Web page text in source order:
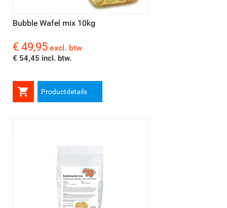
Bubble Wafel mix 10kg
Prijs
€ 49,95 excl. btw
€ 54,45 incl. btw.
 Productdetails